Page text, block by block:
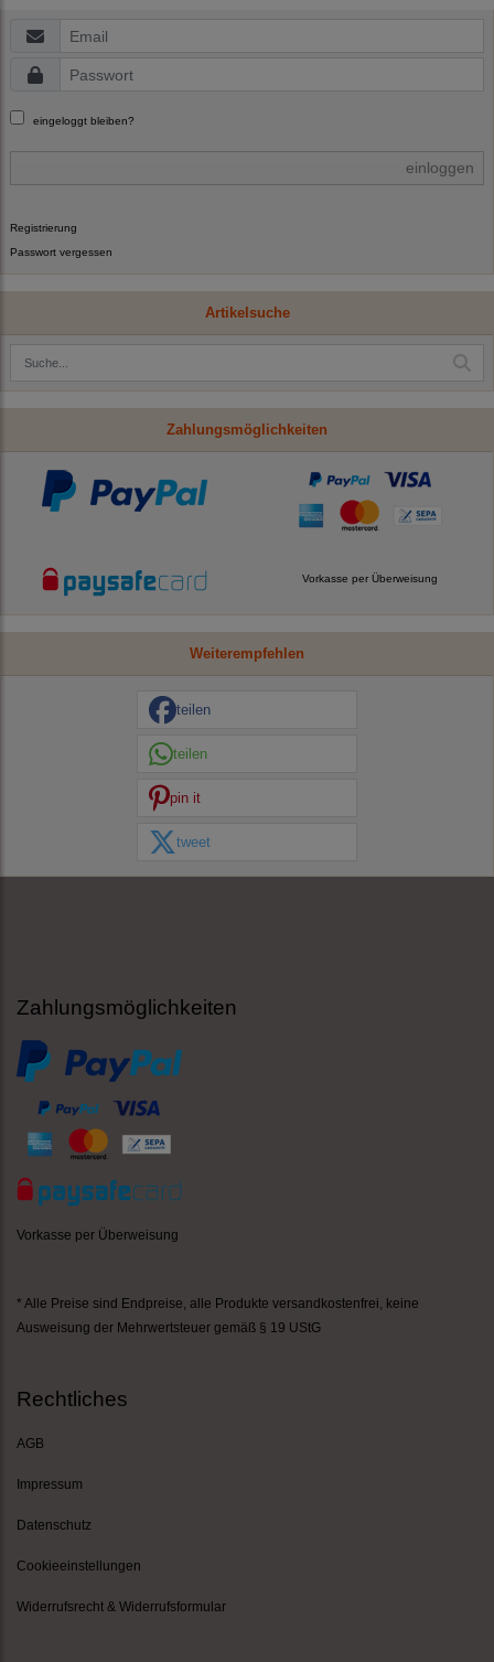
eingeloggt bleiben?
einloggen
Registrierung
Passwort vergessen
Artikelsuche
Zahlungsmöglichkeiten
Vorkasse per Überweisung
Weiterempfehlen
teilen
teilen
pin it
tweet
Zahlungsmöglichkeiten
Vorkasse per Überweisung
* Alle Preise sind Endpreise, alle Produkte versandkostenfrei , keine
Ausweisung der Mehrwertsteuer gemäß § 19 UStG
Rechtliches
AGB
Impressum
Datenschutz
Cookieeinstellungen
Widerrufsrecht & Widerrufsformular